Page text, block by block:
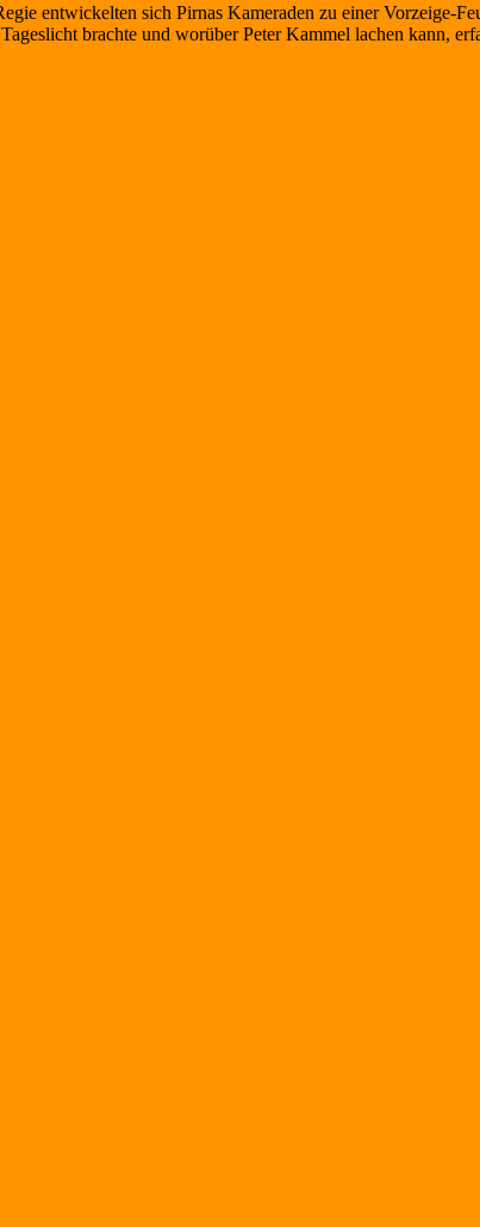
entwickelten sich Pirnas Kameraden zu einer Vorzeige-
brachte und worüber Peter Kammel lachen